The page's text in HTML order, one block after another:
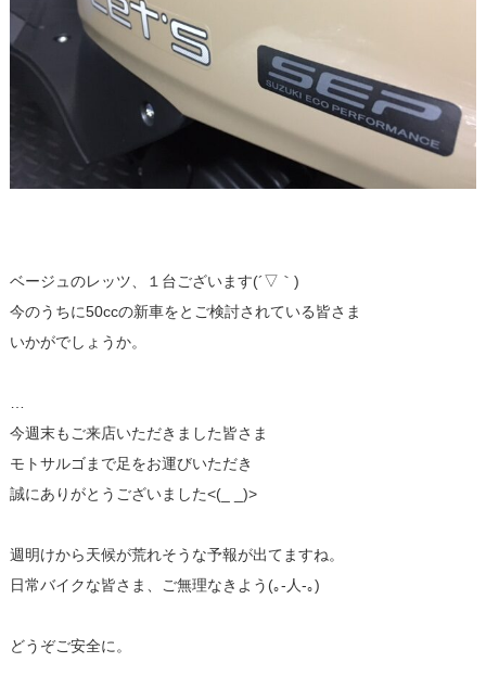
ベージュのレッツ、１台ございます(´▽｀)
今のうちに50ccの新車をとご検討されている皆さま
いかがでしょうか。
今週末もご来店いただきました皆さま
モトサルゴまで足をお運びいただき
誠にありがとうございました<(_ _)>
週明けから天候が荒れそうな予報が出てますね。
日常バイクな皆さま、ご無理なきよう(｡-人-｡)
どうぞご安全に。